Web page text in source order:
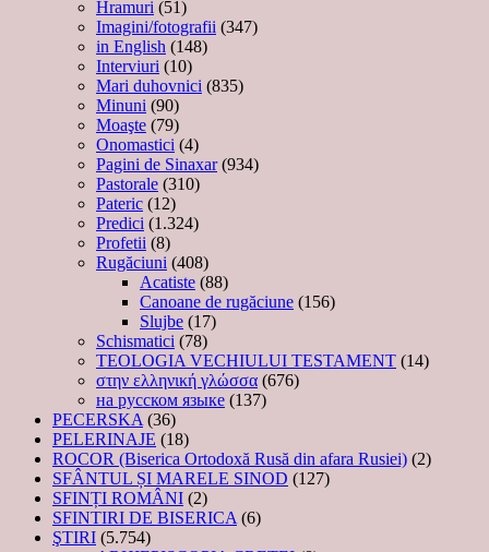
Hramuri (51)
Imagini/fotografii (347)
in English (148)
Interviuri (10)
Mari duhovnici (835)
Minuni (90)
Moaşte (79)
Onomastici (4)
Pagini de Sinaxar(934)
Pastorale (310)
Pateric (12)
Predici (1.324)
Profetii (8)
Rugăciuni (408)
Acatiste (88)
Canoane de rugăciune (156)
Slujbe (17)
Schismatici (78)
TEOLOGIA VECHIULUI TESTAMENT (14)
στην ελληνική γλώσσα (676)
на русском языке (137)
PECERSKA (36)
PELERINAJE (18)
ROCOR (Biserica Ortodoxă Rusă din afara Rusiei) (2)
SFÂNTUL ȘI MARELE SINOD (127)
SFINȚI ROMÂNI (2)
SFINTIRI DE BISERICA (6)
ŞTIRI (5.754)